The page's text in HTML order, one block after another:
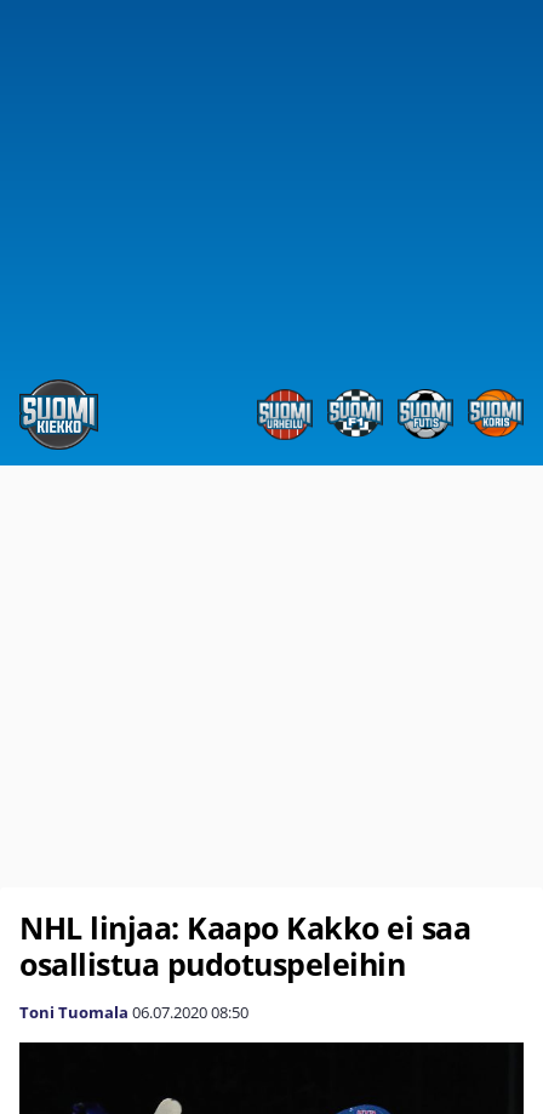
NHL linjaa: Kaapo Kakko ei saa
osallistua pudotuspeleihin
Toni Tuomala 06.07.202008:50